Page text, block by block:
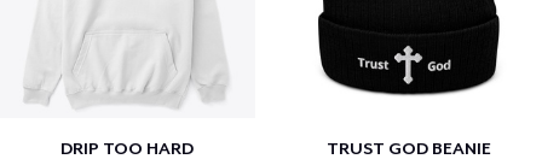
DRIP TOO HARD TRUST GOD BEANIE